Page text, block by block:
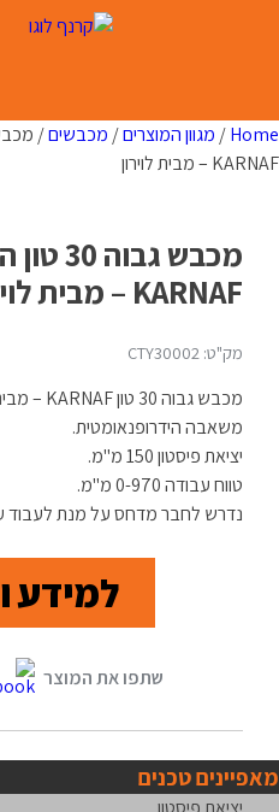
Home
/ מגוון המוצרים/ מכבשים
KARNAF – מבית לוירון
מכבש
KARNAF – מבית לוירון
מק"ט: CTY30002
מכבש גבוה 30 טון KARNAF – מבית לוירון.
משאבה הידרופנאומטית.
יציאת פיסטון 150 מ"מ.
טווח עבודה 0-970 מ"מ.
נדרש לחבר מדחס על מנת
למידע
מאפיינים טכנים